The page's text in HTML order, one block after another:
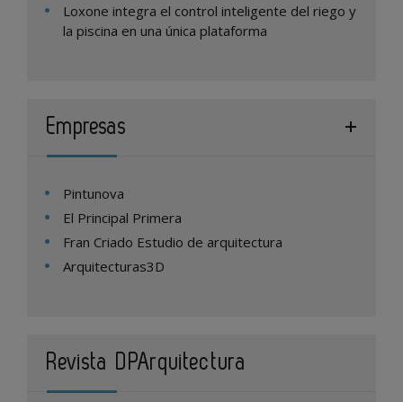
Loxone integra el control inteligente del riego y
la piscina en una única plataforma
Empresas
Pintunova
El Principal Primera
Fran Criado Estudio de arquitectura
Arquitecturas3D
Revista DPArquitectura